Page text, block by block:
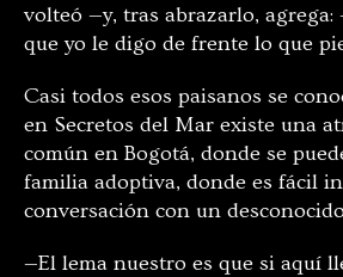
volteó —y, tras abrazarlo, agrega:
que yo le digo de frente lo que
Casi todos esos paisanos se
en Secretos del Mar existe una
común en Bogotá, donde se
familia adoptiva, donde es fácil
conversación con un
—El lema nuestro es que si aquí